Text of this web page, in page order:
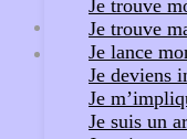
Je trouve
Je trouve
Je lance
Je deviens
Je
Je suis un